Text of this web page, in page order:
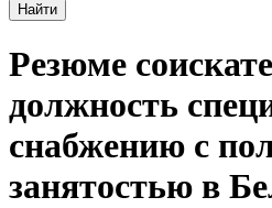
Найти
Резюме
должность
снабжению с
занятостью в